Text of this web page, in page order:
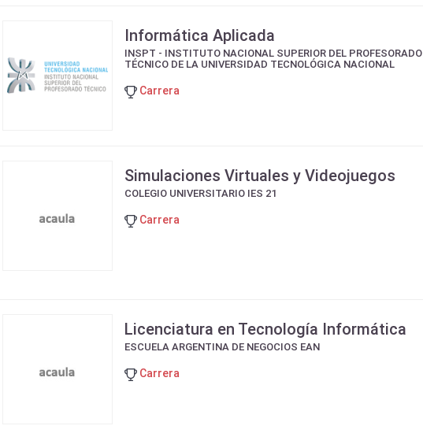
Informática Aplicada
INSPT - INSTITUTO NACIONAL SUPERIOR DEL PROFESORADO
TÉCNICO DE LA UNIVERSIDAD TECNOLÓGICA NACIONAL
Carrera
Simulaciones Virtuales y Videojuegos
COLEGIO UNIVERSITARIO IES 21
Carrera
Licenciatura en Tecnología Informática
ESCUELA ARGENTINA DE NEGOCIOS EAN
Carrera